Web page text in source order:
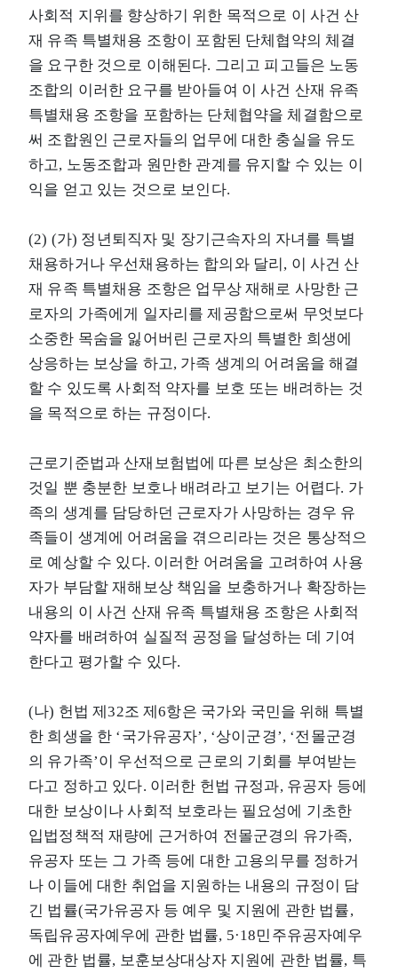
사회적 지위를 향상하기 위한 목적으로 이 사건 산
재 유족 특별채용 조항이 포함된 단체협약의 체결
을 요구한 것으로 이해된다. 그리고 피고들은 노동
조합의 이러한 요구를 받아들여 이 사건 산재 유족
특별채용 조항을 포함하는 단체협약을 체결함으로
써 조합원인 근로자들의 업무에 대한 충실을 유도
하고, 노동조합과 원만한 관계를 유지할 수 있는 이
익을 얻고 있는 것으로 보인다.
(2) (가) 정년퇴직자 및 장기근속자의 자녀를 특별
채용하거나 우선채용하는 합의와 달리, 이 사건 산
재 유족 특별채용 조항은 업무상 재해로 사망한 근
로자의 가족에게 일자리를 제공함으로써 무엇보다
소중한 목숨을 잃어버린 근로자의 특별한 희생에
상응하는 보상을 하고, 가족 생계의 어려움을 해결
할 수 있도록 사회적 약자를 보호 또는 배려하는 것
을 목적으로 하는 규정이다.
근로기준법과 산재보험법에 따른 보상은 최소한의
것일 뿐 충분한 보호나 배려라고 보기는 어렵다. 가
족의 생계를 담당하던 근로자가 사망하는 경우 유
족들이 생계에 어려움을 겪으리라는 것은 통상적으
로 예상할 수 있다. 이러한 어려움을 고려하여 사용
자가 부담할 재해보상 책임을 보충하거나 확장하는
내용의 이 사건 산재 유족 특별채용 조항은 사회적
약자를 배려하여 실질적 공정을 달성하는 데 기여
한다고 평가할 수 있다.
(나) 헌법 제32조 제6항은 국가와 국민을 위해 특별
한 희생을 한 ‘국가유공자’, ‘상이군경’, ‘전몰군경
의 유가족’이 우선적으로 근로의 기회를 부여받는
다고 정하고 있다. 이러한 헌법 규정과, 유공자 등에
대한 보상이나 사회적 보호라는 필요성에 기초한
입법정책적 재량에 근거하여 전몰군경의 유가족,
유공자 또는 그 가족 등에 대한 고용의무를 정하거
나 이들에 대한 취업을 지원하는 내용의 규정이 담
긴 법률(국가유공자 등 예우 및 지원에 관한 법률,
독립유공자예우에 관한 법률, 5·18민주유공자예우
에 관한 법률, 보훈보상대상자 지원에 관한 법률, 특